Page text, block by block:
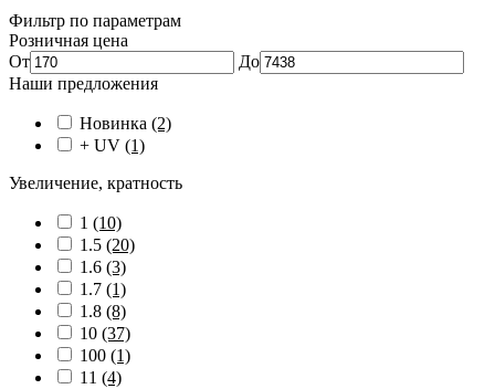
Фильтр по параметрам
Розничная цена
От
До
Наши предложения
Новинка (2)
+ UV (1)
Увеличение, кратность
1 (10)
1.5 (20)
1.6 (3)
1.7 (1)
1.8 (8)
10 (37)
100 (1)
11 (4)